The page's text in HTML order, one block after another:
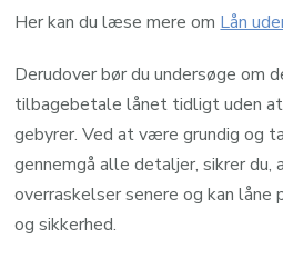
Her kan du læse mere om Lån
Derudover bør du undersøge om
tilbagebetale lånet tidligt uden
gebyrer. Ved at være grundig og
gennemgå alle detaljer, sikrer du,
overraskelser senere og kan
og sikkerhed.